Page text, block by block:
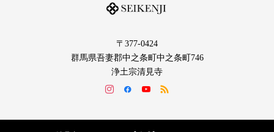
〒377-0424
群馬県吾妻郡中之条町中之条町746
浄土宗清見寺